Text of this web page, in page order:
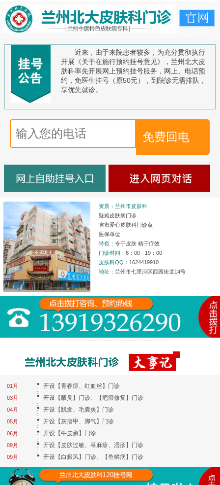
近来，由于来院患者较多，为充分贯彻执行
开展《关于在施行预约挂号意见》，兰州北大皮
肤科率先开展网上预约挂号服务，网上、电话预
约，免医生挂号（原50元），到院诊无需排队，
享优先就诊。
资质：兰州市皮肤科
疑难皮肤病门诊
省市爱心皮肤科门诊点
医保单位
特色：专于皮肤 精于疗效
门诊时间：8：00 - 19：00
皮肤科QQ： 1624419910
地址： 兰州市七里河区西园街道14号
01月
03月
04月
05月
06月
09月
09月
开设【青春痘、红血丝】门诊
开设【腋臭】门诊、【疤痕修复】门诊
开设【脱发、毛囊炎】门诊
开设【灰指甲、脚气】门诊
开设【牛皮癣】门诊
开设【皮肤过敏、荨麻疹、湿疹】门诊
开设【白癜风】门诊、【鱼鳞病】门诊